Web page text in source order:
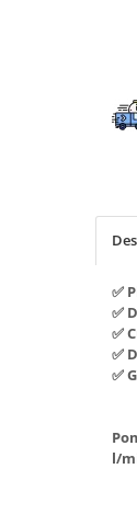
Sere si solarii
Macarale si
Masini de
Masini de
gresie /
Masini de
Motoare
Tunuri de
Chiuvete
Dozatoare de
Espressoare,
Fiare de
✅
✅
✅
✅
✅
l/